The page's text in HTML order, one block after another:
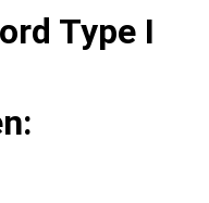
Type I